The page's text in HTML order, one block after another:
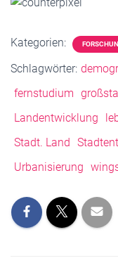
Kategorien:
Schlagwörter:
fernstudium
Landentwicklung
Stadt. Land
Urbanisierung